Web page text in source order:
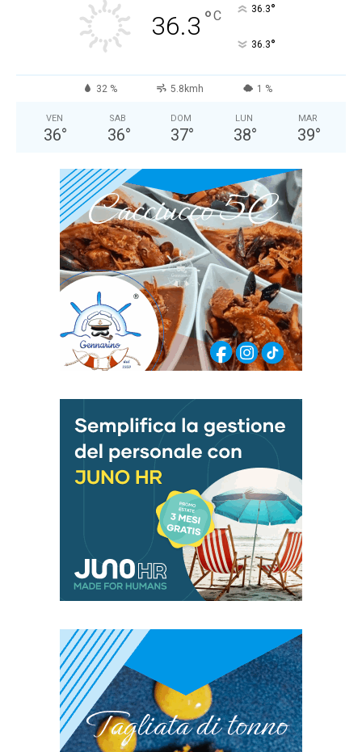
36.3 °C 36.3°
36.3°
32 % 5.8kmh 1 %
VEN
36°
SAB
36°
DOM
37°
LUN
38°
MAR
39°